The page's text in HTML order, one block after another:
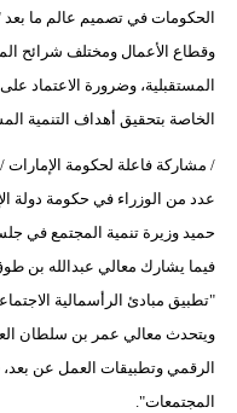
وقطاع الأعمال ومختلف شرائح
المستقبلية، وضرورة الاعتماد
الخاصة بتحقيق أهداف التنمية
عدد من الوزراء في حكومة دولة
حميد وزيرة تنمية المجتمع في
فيما يشارك معالي عبدالله بن
"تطبيق مبادئ الرأسمالية
ويتحدث معالي عمر بن سلطان
الرقمي وتطبيقات العمل عن
المجتمعات".